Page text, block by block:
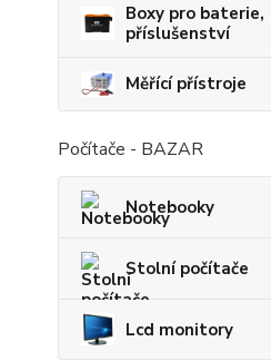
Boxy pro baterie,
příslušenství
Měřící přístroje
Počítače - BAZAR
Notebooky
Stolní počítače
Lcd monitory